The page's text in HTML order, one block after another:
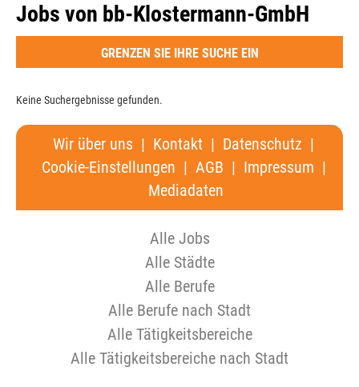
Jobs von bb-Klostermann-GmbH
GRENZEN SIE IHRE SUCHE EIN
Keine Suchergebnisse gefunden.
Wir über uns | Kontakt | Datenschutz |
Cookie-Einstellungen | AGB | Impressum |
Mediadaten
Alle Jobs
Alle Städte
Alle Berufe
Alle Berufe nach Stadt
Alle Tätigkeitsbereiche
Alle Tätigkeitsbereiche nach Stadt